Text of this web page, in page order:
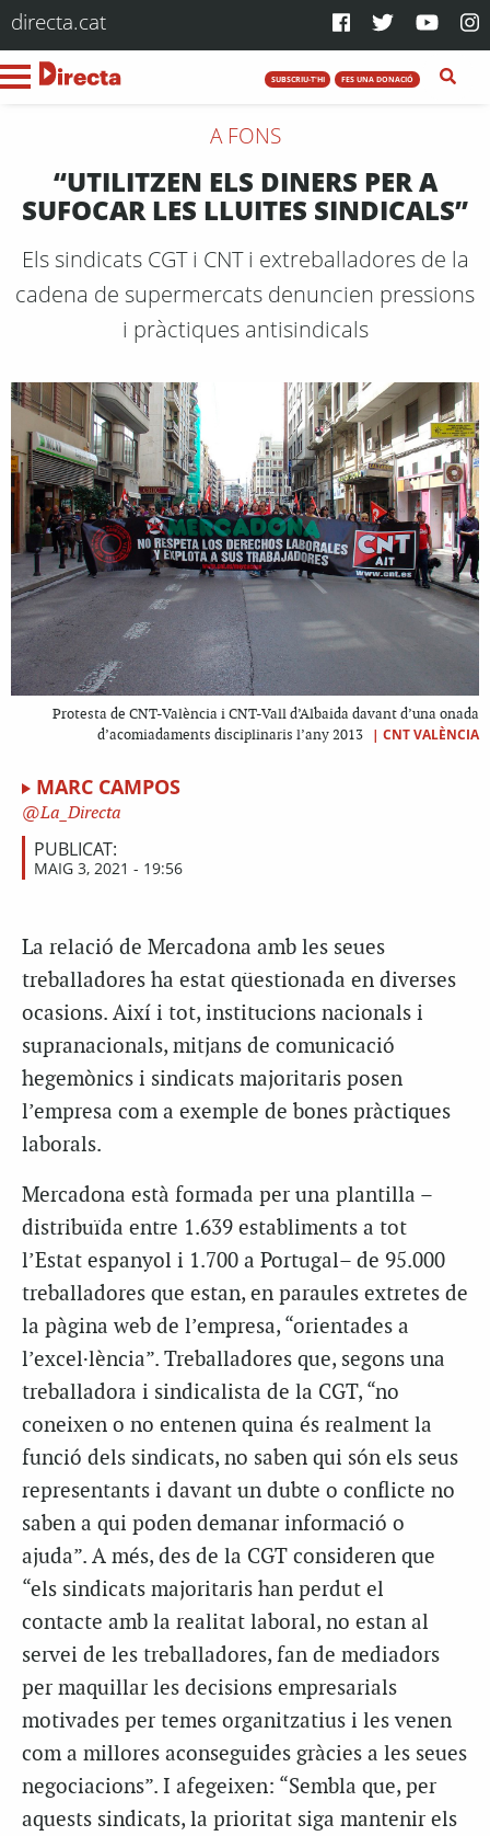
directa.cat
SUBSCRIU-T'HI FES UNA DONACIÓ
A FONS
“UTILITZEN ELS DINERS PER A
SUFOCAR LES LLUITES SINDICALS”
Els sindicats CGT i CNT i extreballadores de la
cadena de supermercats denuncien pressions
i pràctiques antisindicals
Protesta de CNT-València i CNT-Vall d’Albaida davant d’una onada
d’acomiadaments disciplinaris l’any 2013
| CNT VALÈNCIA
MARC CAMPOS
La_Directa
PUBLICAT:
MAIG 3, 2021 - 19:56
La relació de Mercadona amb les seues
treballadores ha estat qüestionada en diverses
ocasions. Així i tot, institucions nacionals i
supranacionals, mitjans de comunicació
hegemònics i sindicats majoritaris posen
l’empresa com a exemple de bones pràctiques
laborals.
Mercadona està formada per una plantilla –
distribuïda entre 1.639 establiments a tot
l’Estat espanyol i 1.700 a Portugal– de 95.000
treballadores que estan, en paraules extretes de
la pàgina web de l’empresa, “orientades a
l’excel·lència”. Treballadores que, segons una
treballadora i sindicalista de la CGT, “no
coneixen o no entenen quina és realment la
funció dels sindicats, no saben qui són els seus
representants i davant un dubte o conflicte no
saben a qui poden demanar informació o
ajuda”. A més, des de la CGT consideren que
“els sindicats majoritaris han perdut el
contacte amb la realitat laboral, no estan al
servei de les treballadores, fan de mediadors
per maquillar les decisions empresarials
motivades per temes organitzatius i les venen
com a millores aconseguides gràcies a les seues
negociacions”. I afegeixen: “Sembla que, per
aquests sindicats, la prioritat siga mantenir els